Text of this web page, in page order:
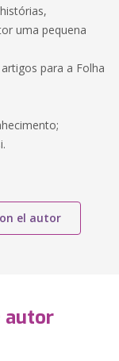
uma pequena
para a Folha
el autor
autor